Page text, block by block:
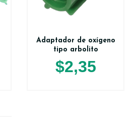
Adaptador de oxígeno
tipo arbolito
$2,35